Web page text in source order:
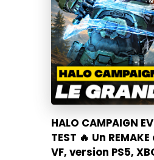
HALO CAMPAIGN
TEST 🔥 Un
VF, version PS5,